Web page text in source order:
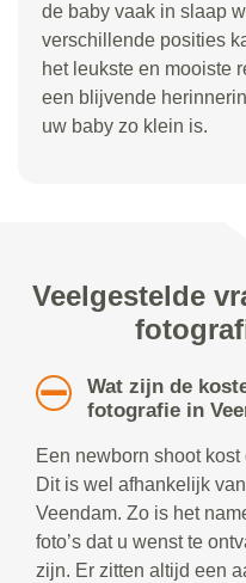
de baby vaak in slaap
verschillende posities
het leukste en mooiste
een blijvende
uw baby zo klein is.
Veelgestelde
Wat zijn de
fotografie in
Een newborn shoot
Dit is wel afhankelijk
Veendam. Zo is het
foto’s dat u wenst te
zijn. Er zitten altijd een